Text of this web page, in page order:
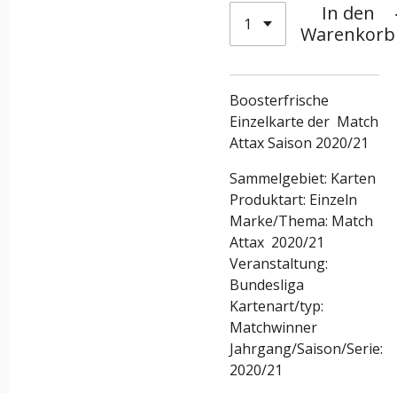
In den
Warenkorb
Boosterfrische
Einzelkarte der Match
Attax Saison 2020/21
Sammelgebiet: Karten
Produktart: Einzeln
Marke/Thema: Match
Attax 2020/21
Veranstaltung:
Bundesliga
Kartenart/typ:
Matchwinner
Jahrgang/Saison/Serie:
2020/21